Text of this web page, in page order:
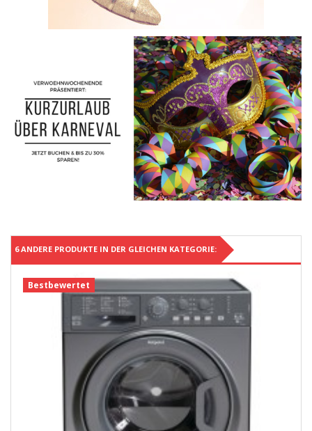
6 ANDERE PRODUKTE IN DER GLEICHEN KATEGORIE:
Bestbewertet